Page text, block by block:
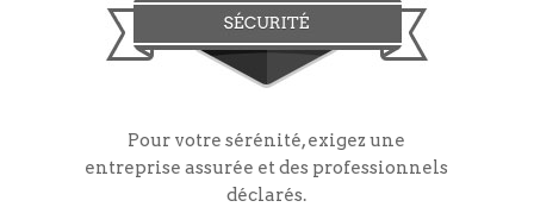
Pour votre sérénité, exigez une
entreprise assurée et des professionnels
déclarés.